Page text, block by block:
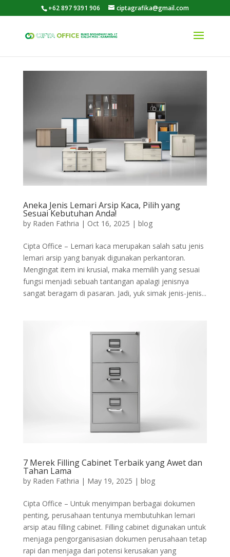
+62 897 9391 906 ciptagrafika@gmail.com
Aneka Jenis Lemari Arsip Kaca, Pilih yang
Sesuai Kebutuhan Anda!
by Raden Fathria | Oct 16, 2025 | blog
Cipta Office – Lemari kaca merupakan salah satu jenis
lemari arsip yang banyak digunakan perkantoran.
Mengingat item ini krusial, maka memilih yang sesuai
fungsi menjadi sebuah tantangan apalagi jenisnya
sangat beragam di pasaran. Jadi, yuk simak jenis-jenis...
7 Merek Filling Cabinet Terbaik yang Awet dan
Tahan Lama
by Raden Fathria | May 19, 2025 | blog
Cipta Office – Untuk menyimpan berbagai dokumen
penting, perusahaan tentunya membutuhkan lemari
arsip atau filling cabinet. Filling cabinet digunakan untuk
menjaga pengorganisasian dokumen perusahaan tetap
rapi dan menjaga dari potensi kerusakan yang